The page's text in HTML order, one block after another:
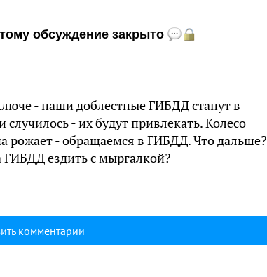
обсуждение закрыто
- наши доблестные ГИБДД станут в
- их будут привлекать. Колесо
рожает - обращаемся в ГИБДД. Что дальше?
ездить с мыргалкой?
комментарии